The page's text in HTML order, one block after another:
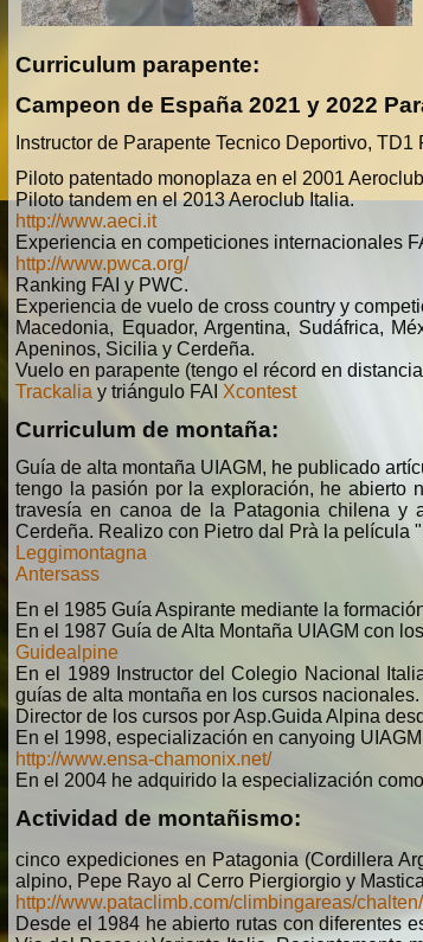
Curriculum parapente:
Campeon de España 2021 y 2022
Instructor de Parapente Tecnico Deportivo, TD1
Piloto patentado monoplaza en el 2001
Piloto tandem en el 2013 Aeroclub Italia.
http://www.aeci.it
Experiencia en competiciones internacionales
http://www.pwca.org/
Ranking FAI y PWC.
Experiencia de vuelo de cross country y
Macedonia, Equador, Argentina, Sudáfrica,
Apeninos, Sicilia y Cerdeña.
Vuelo en parapente (tengo el récord en
Trackalia y triángulo FAI Xcontest
Curriculum de montaña:
Guía de alta montaña UIAGM, he publicado
tengo la pasión por la exploración, he abierto
travesía en canoa de la Patagonia chilena y
Cerdeña. Realizo con Pietro dal Prà la película
Leggimontagna
Antersass
En el 1985 Guía Aspirante mediante la
En el 1987 Guía de Alta Montaña UIAGM con
Guidealpine
En el 1989 Instructor del Colegio Nacional
guías de alta montaña en los cursos nacionales.
Director de los cursos por Asp.Guida Alpina
En el 1998, especialización en canyoing
http://www.ensa-chamonix.net/
En el 2004 he adquirido la especialización
Actividad de montañismo:
cinco expediciones en Patagonia (Cordillera
alpino, Pepe Rayo al Cerro Piergiorgio y
http://www.pataclimb.com/climbingareas/
Desde el 1984 he abierto rutas con diferentes